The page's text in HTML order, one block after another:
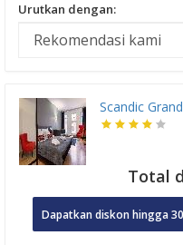
Urutkan dengan:
Scandic
Total
Dapatkan diskon hingga